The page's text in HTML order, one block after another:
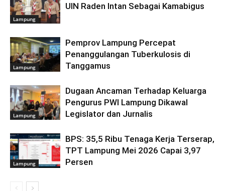
Lampung
UIN Raden Intan Sebagai Kamabigus
Lampung
Pemprov Lampung Percepat
Penanggulangan Tuberkulosis di
Tanggamus
Lampung
Dugaan Ancaman Terhadap Keluarga
Pengurus PWI Lampung Dikawal
Legislator dan Jurnalis
Lampung
BPS: 35,5 Ribu Tenaga Kerja Terserap,
TPT Lampung Mei 2026 Capai 3,97
Persen